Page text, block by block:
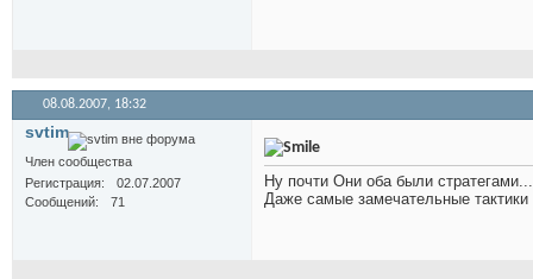
08.08.2007, 18:32
svtim
Член сообщества
Регистрация
02.07.2007
Сообщений
71
Ну почти Они оба были стратегами...
Даже самые замечательные